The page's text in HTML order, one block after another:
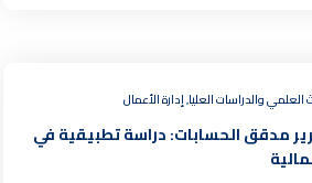
العلمي والدراسات العليا, إدارة الأعمال
مدقق الحسابات: دراسة تطبيقية في